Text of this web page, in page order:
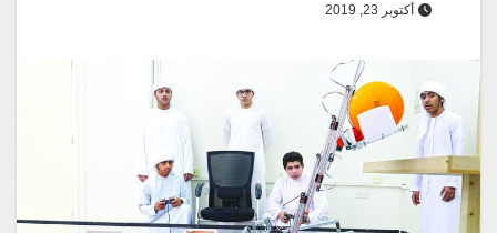
أكتوبر 23, 2019